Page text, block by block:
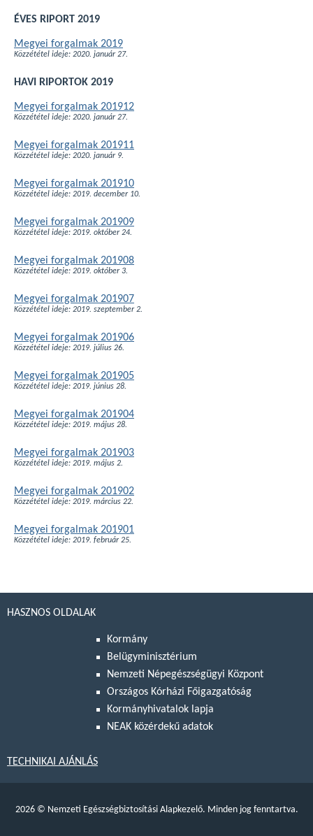
ÉVES RIPORT 2019
Megyei forgalmak 2019
Közzététel ideje: 2020. január 27.
HAVI RIPORTOK 2019
Megyei forgalmak 201912
Közzététel ideje: 2020. január 27.
Megyei forgalmak 201911
Közzététel ideje: 2020. január 9.
Megyei forgalmak 201910
Közzététel ideje: 2019. december 10.
Megyei forgalmak 201909
Közzététel ideje: 2019. október 24.
Megyei forgalmak 201908
Közzététel ideje: 2019. október 3.
Megyei forgalmak 201907
Közzététel ideje: 2019. szeptember 2.
Megyei forgalmak 201906
Közzététel ideje: 2019. július 26.
Megyei forgalmak 201905
Közzététel ideje: 2019. június 28.
Megyei forgalmak 201904
Közzététel ideje: 2019. május 28.
Megyei forgalmak 201903
Közzététel ideje: 2019. május 2.
Megyei forgalmak 201902
Közzététel ideje: 2019. március 22.
Megyei forgalmak 201901
Közzététel ideje: 2019. február 25.
HASZNOS OLDALAK
Kormány
Belügyminisztérium
Nemzeti Népegészségügyi Központ
Országos Kórházi Főigazgatóság
Kormányhivatalok lapja
NEAK közérdekű adatok
TECHNIKAI AJÁNLÁS
2026 © Nemzeti Egészségbiztosítási Alapkezelő. Minden jog fenntartva.